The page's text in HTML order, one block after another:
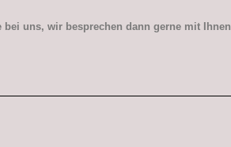
uns, wir besprechen dann gerne mit Ihnen